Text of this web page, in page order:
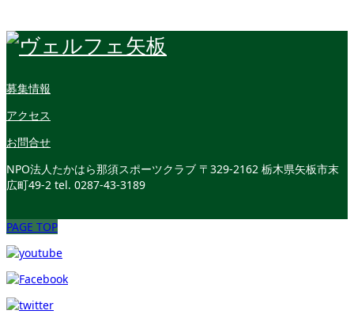
募集情報
アクセス
お問合せ
NPO法人たかはら那須スポーツクラブ 〒329-2162 栃木県矢板市末
広町49-2 tel. 0287-43-3189
PAGE TOP